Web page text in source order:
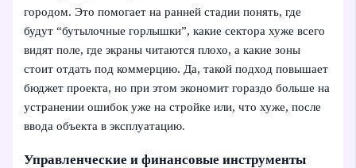
городом. Это помогает на ранней стадии понять, где
будут “бутылочные горлышки”, какие сектора хуже всего
видят поле, где экраны читаются плохо, а какие зоны
стоит отдать под коммерцию. Да, такой подход повышает
бюджет проекта, но при этом экономит гораздо больше на
устранении ошибок уже на стройке или, что хуже, после
ввода объекта в эксплуатацию.
Управленческие и финансовые инструменты